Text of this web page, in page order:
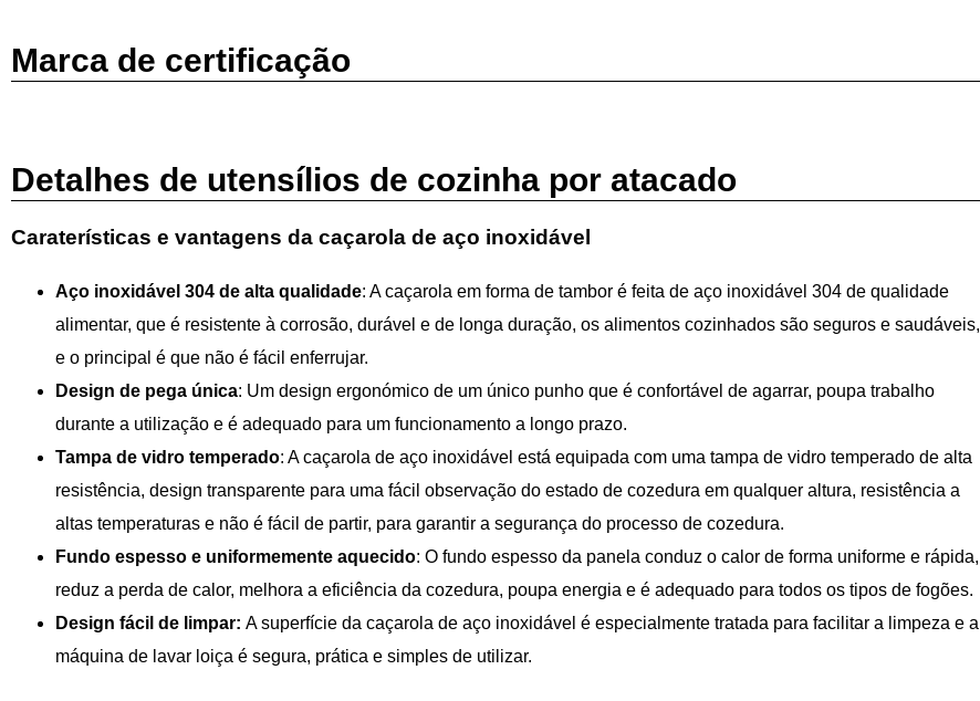
Marca de certificação
Detalhes de utensílios de cozinha por atacado
Caraterísticas e vantagens da caçarola de aço inoxidável
Aço inoxidável 304 de alta qualidade: A caçarola em forma de tambor é feita de aço inoxidável 304 de qualidade
alimentar, que é resistente à corrosão, durável e de longa duração, os alimentos cozinhados são seguros e saudáveis,
e o principal é que não é fácil enferrujar.
Design de pega única: Um design ergonómico de um único punho que é confortável de agarrar, poupa trabalho
durante a utilização e é adequado para um funcionamento a longo prazo.
Tampa de vidro temperado: A caçarola de aço inoxidável está equipada com uma tampa de vidro temperado de alta
resistência, design transparente para uma fácil observação do estado de cozedura em qualquer altura, resistência a
altas temperaturas e não é fácil de partir, para garantir a segurança do processo de cozedura.
Fundo espesso e uniformemente aquecido: O fundo espesso da panela conduz o calor de forma uniforme e rápida,
reduz a perda de calor, melhora a eficiência da cozedura, poupa energia e é adequado para todos os tipos de fogões.
Design fácil de limpar: A superfície da caçarola de aço inoxidável é especialmente tratada para facilitar a limpeza e a
máquina de lavar loiça é segura, prática e simples de utilizar.